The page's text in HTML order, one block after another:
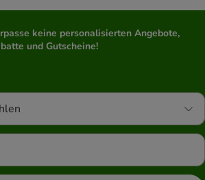
keine personalisierten Angebote,
und Gutscheine!